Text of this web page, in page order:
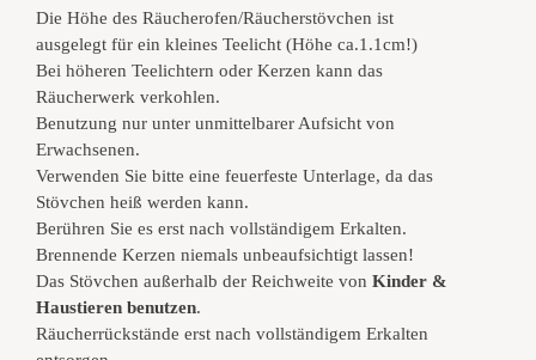
a
n
d
g
e
m
a
c
h
t
i
n
k
Die Höhe des Räucherofen/Räucherstövchen ist
ausgelegt für ein kleines Teelicht (Höhe ca.1.1cm!)
Bei höheren Teelichtern oder Kerzen kann das
Räucherwerk verkohlen.
Benutzung nur unter unmittelbarer Aufsicht von
Erwachsenen.
Verwenden Sie bitte eine feuerfeste Unterlage, da das
Stövchen heiß werden kann.
Berühren Sie es erst nach vollständigem Erkalten.
Brennende Kerzen niemals unbeaufsichtigt lassen!
Das Stövchen außerhalb der Reichweite vonKinder &
Haustieren benutzen.
Räucherrückstände erst nach vollständigem Erkalten